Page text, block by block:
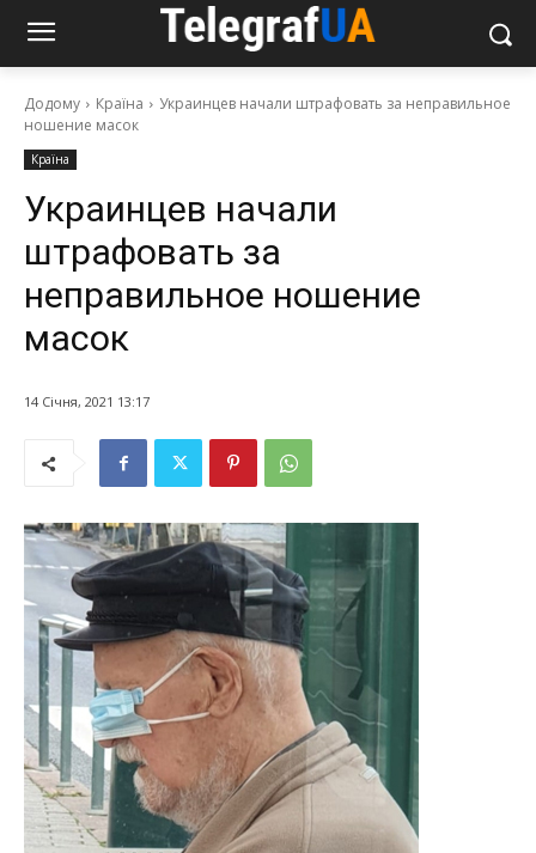
Додому Країна
Украинцев начали штрафовать за неправильное
ношение масок
Країна
Украинцев начали
штрафовать за
неправильное ношение
масок
14 Січня, 2021 13:17